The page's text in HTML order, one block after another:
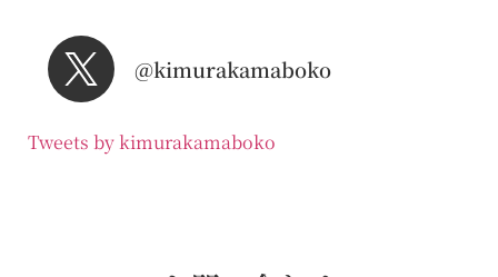
@kimurakamaboko
Tweets by kimurakamaboko